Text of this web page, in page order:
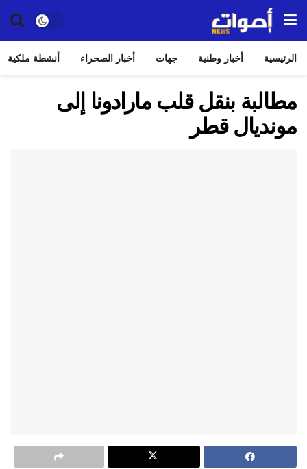
الرئيسية أخبار وطنية جهات أخبار الصحراء أنشطة ملكية
مطالبة بنقل قلب مارادونا إلى
مونديال قطر